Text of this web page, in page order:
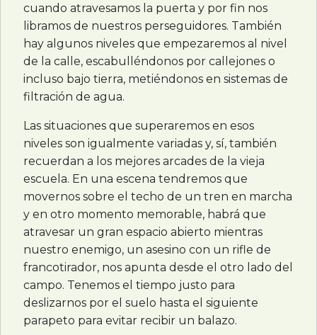
cuando atravesamos la puerta y por fin nos
libramos de nuestros perseguidores. También
hay algunos niveles que empezaremos al nivel
de la calle, escabulléndonos por callejones o
incluso bajo tierra, metiéndonos en sistemas de
filtración de agua.
Las situaciones que superaremos en esos
niveles son igualmente variadas y, sí, también
recuerdan a los mejores arcades de la vieja
escuela. En una escena tendremos que
movernos sobre el techo de un tren en marcha
y en otro momento memorable, habrá que
atravesar un gran espacio abierto mientras
nuestro enemigo, un asesino con un rifle de
francotirador, nos apunta desde el otro lado del
campo. Tenemos el tiempo justo para
deslizarnos por el suelo hasta el siguiente
parapeto para evitar recibir un balazo.